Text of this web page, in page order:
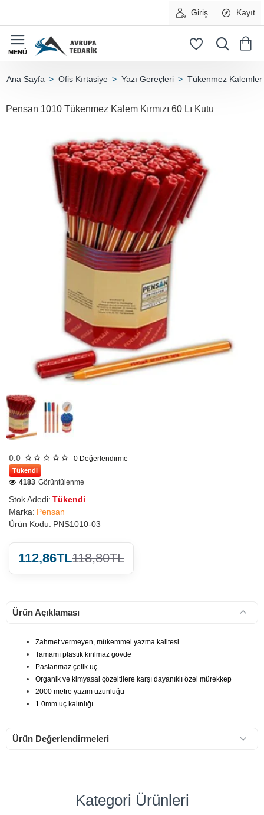
Giriş Kayıt
Ofis Kırtasiye Yazı Gereçleri Tükenmez Kalemler
Pensan 1010 Tükenmez Kalem Kırmızı 60 Lı Kutu
0.0 0 Değerlendirme
Tükendi
Stok Adedi: Tükendi
Marka: Pensan
Ürün Kodu: PNS1010-03
4183 Görüntülenme
112,86TL118,80TL
Ürün Açıklaması
Zahmet vermeyen, mükemmel yazma kalitesi.
Tamamı plastik kırılmaz gövde
Paslanmaz çelik uç.
Organik ve kimyasal çözeltilere karşı dayanıklı özel mürekkep
2000 metre yazım uzunluğu
1.0mm uç kalınlığı
Ürün Değerlendirmeleri
Kategori Ürünleri